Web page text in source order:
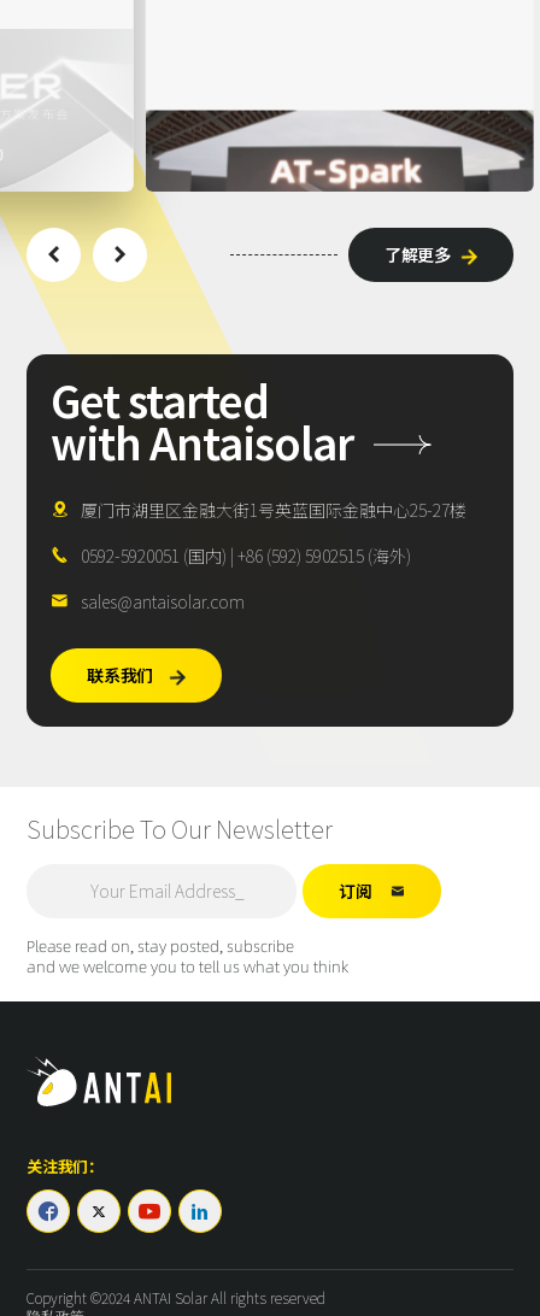
 




了解更多 
Getstarted
withAntaisolar
 厦门市湖里区金融大街1号英蓝国际金融中心25-27楼
 0592-5920051 (国内) | +86 (592) 5902515 (海外)
 sales@antaisolar.com
联系我们 
Subscribe To Our Newsletter
订阅 
Please read on, stay posted, subscribe
and we welcome you to tell us what you think
关注我们：
   
Copyright ©2024 ANTAI Solar All rights reserved